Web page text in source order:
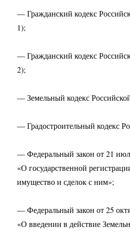
— Гражданский кодекс
1);
— Гражданский кодекс
2);
— Земельный кодекс
— Градостроительный кодекс
— Федеральный закон от 21
«О государственной
имущество и сделок с ним»;
— Федеральный закон от 25
«О введении в действие